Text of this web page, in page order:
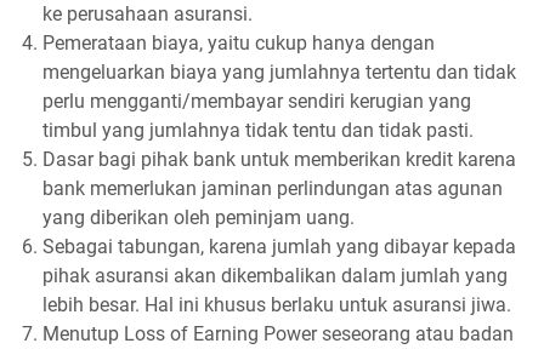
ke perusahaan asuransi.
Pemerataan biaya, yaitu cukup hanya dengan
mengeluarkan biaya yang jumlahnya tertentu dan tidak
perlu mengganti/membayar sendiri kerugian yang
timbul yang jumlahnya tidak tentu dan tidak pasti.
Dasar bagi pihak bank untuk memberikan kredit karena
bank memerlukan jaminan perlindungan atas agunan
yang diberikan oleh peminjam uang.
Sebagai tabungan, karena jumlah yang dibayar kepada
pihak asuransi akan dikembalikan dalam jumlah yang
lebih besar. Hal ini khusus berlaku untuk asuransi jiwa.
Menutup Loss of Earning Power seseorang atau badan